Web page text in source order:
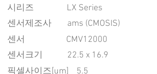
시리즈
LX Series
센서제조사
ams (CMOSIS)
센서
CMV12000
센서크기
픽셀사이즈[um]
5.5
22.5 x 16.9